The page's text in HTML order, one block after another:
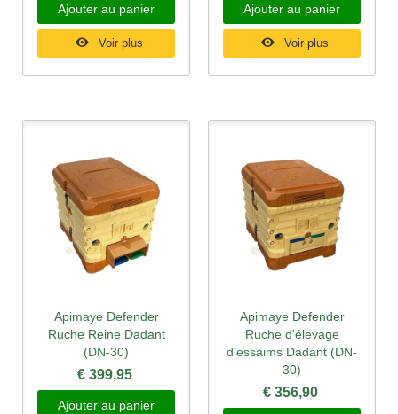
Ajouter au panier
Voir plus
Ajouter au panier
Voir plus
Apimaye Defender
Ruche Reine Dadant
(DN-30)
€ 399,95
Ajouter au panier
Apimaye Defender
Ruche d'élevage
d'essaims Dadant (DN-
30)
€ 356,90